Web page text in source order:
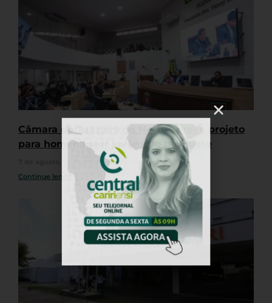
Câmara de Juazeiro do Norte aprova projeto
para homenagear jovens do basquete
Nenhum comentário
Continue lendo »